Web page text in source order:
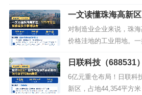
我的回答始终如一：我
变规划用途、未报审批
条，就面临限期拆除和
投资 #发展 #高新区...
一文读懂珠海高新
全梳理
对制造业企业来说，珠
价格洼地的工业用地。
万元/亩，5.0产业新空间
持'先租后买、租购并进'
性价比。#珠海 #珠海高
土地 #产业 #企业 #技术
日联科技（688531
4万㎡用地落地
6亿元重仓布局！日联科
新区，占地44,354平方